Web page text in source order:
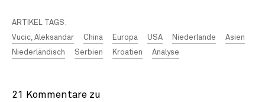
ARTIKEL TAGS:
Vucic, Aleksandar
China Europa USA Niederlande
Asien
Niederländisch
Serbien Kroatien Analyse
21 Kommentare zu